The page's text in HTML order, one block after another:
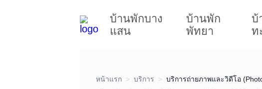
บ้านพักบาง
แสน
บ้านพัก
พัทยา
บ้
ท
หน้าแรก บริการ บริการถ่ายภาพและวิดีโอ